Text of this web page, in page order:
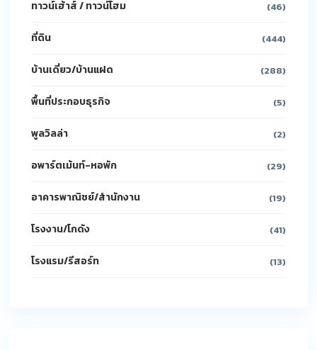
ทาวน์เฮ้าส์ / ทาวน์โฮม (46)
ที่ดิน (444)
บ้านเดี่ยว/บ้านแฝด (288)
พื้นที่ประกอบธุรกิจ (5)
พูลวิลล่า (2)
อพาร์ตเม้นท์-หอพัก (29)
อาคารพาณิชย์/สำนักงาน (19)
โรงงาน/โกดัง (41)
โรงแรม/รีสอร์ท (13)